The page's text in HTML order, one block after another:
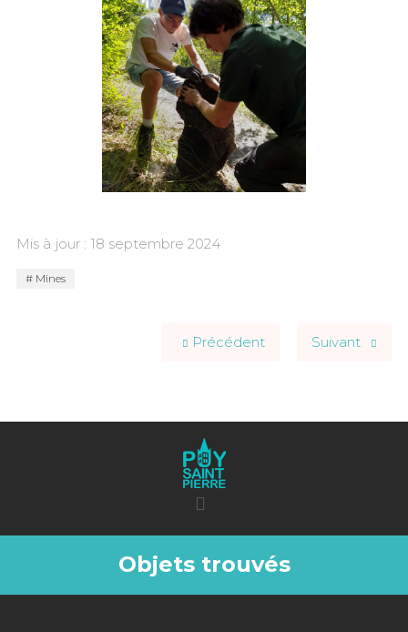
Mis à jour : 18 septembre 2024
Mines
Précédent Suivant
Objets trouvés